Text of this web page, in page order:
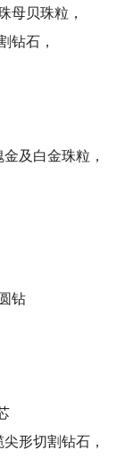
母贝珠粒，
钻石，
及白金珠粒，
钻
形切割钻石，